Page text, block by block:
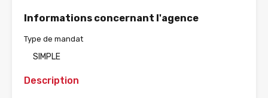
Informations concernant l'agence
Type de mandat
SIMPLE
Description